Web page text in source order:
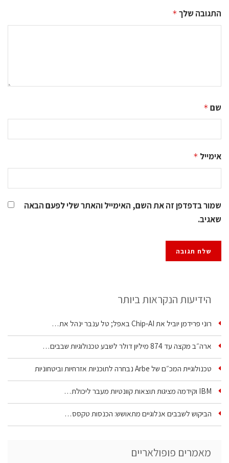
התגובה שלך *
שם *
אימייל *
שמור בדפדפן זה את השם, האימייל והאתר שלי לפעם הבאה
שאגיב.
הידיעות הנקראות ביותר
רוני פרידמן יוביל את Chip‑AI באפל; טל ענבר ינהל את…
ארה״ב מקצה עד 874 מיליון דולר לשבע טכנולוגיות שבבים…
טכנולוגיית המכ״ם של Arbe נבחרה לתוכניות אזרחיות וביטחוניות
IBM וקידמה מציגות תוצאות קוונטיות מעבר ליכולת…
הביקוש לשבבים אנלוגיים מתאושש: הכנסות טקסס…
מאמרים פופולאריים